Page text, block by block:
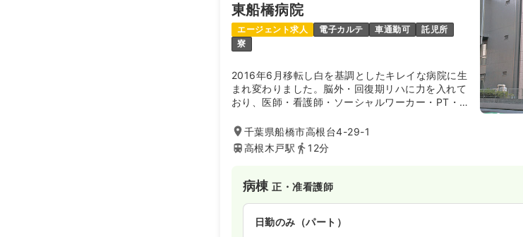
東船橋病院
エージェント求人 電子カルテ 車通勤可
託児所
寮
2016年6月移転し白を基調としたキレイな病院に生
まれ変わりました。脳外・回復期リハに力を入れて
おり、医師・看護師・ソーシャルワーカー・PT・
なり患者さまへ最良の治療とケアを提供しておりま
す。
千葉県船橋市高根台4-29-1
高根木戸駅
12分
病棟正・准看護師
日勤のみ（パート）